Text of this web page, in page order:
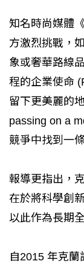
知名時尚媒體
方激烈挑戰，
象或奢華路線
程的企業使命
留下更美麗的
passing on a
競爭中找到一
報導更指出，
在於將科學創
以此作為長期
自2015 年克